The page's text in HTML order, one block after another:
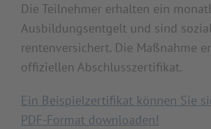
Die Teilnehmer erhalten ein
Ausbildungsentgelt und sind
rentenversichert. Die Maßnahme
offiziellen Abschlusszertifikat.
Ein Beispielzertifikat können Sie
PDF-Format downloaden!